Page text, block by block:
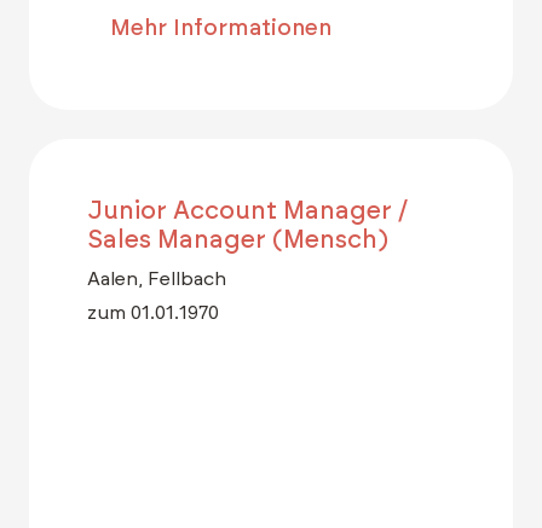
Mehr Informationen
Junior Account Manager /
Sales Manager (Mensch)
Aalen, Fellbach
zum 01.01.1970